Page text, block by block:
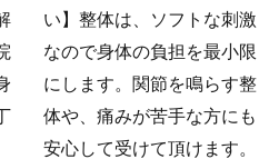
い】整体は、ソフトな刺激
なので身体の負担を最小限
にします。関節を鳴らす整
体や、痛みが苦手な方にも
安心して受けて頂けます。